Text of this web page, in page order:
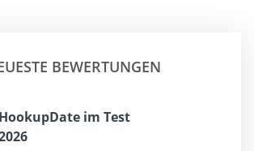
BEWERTUNGEN
HookupDate im Test